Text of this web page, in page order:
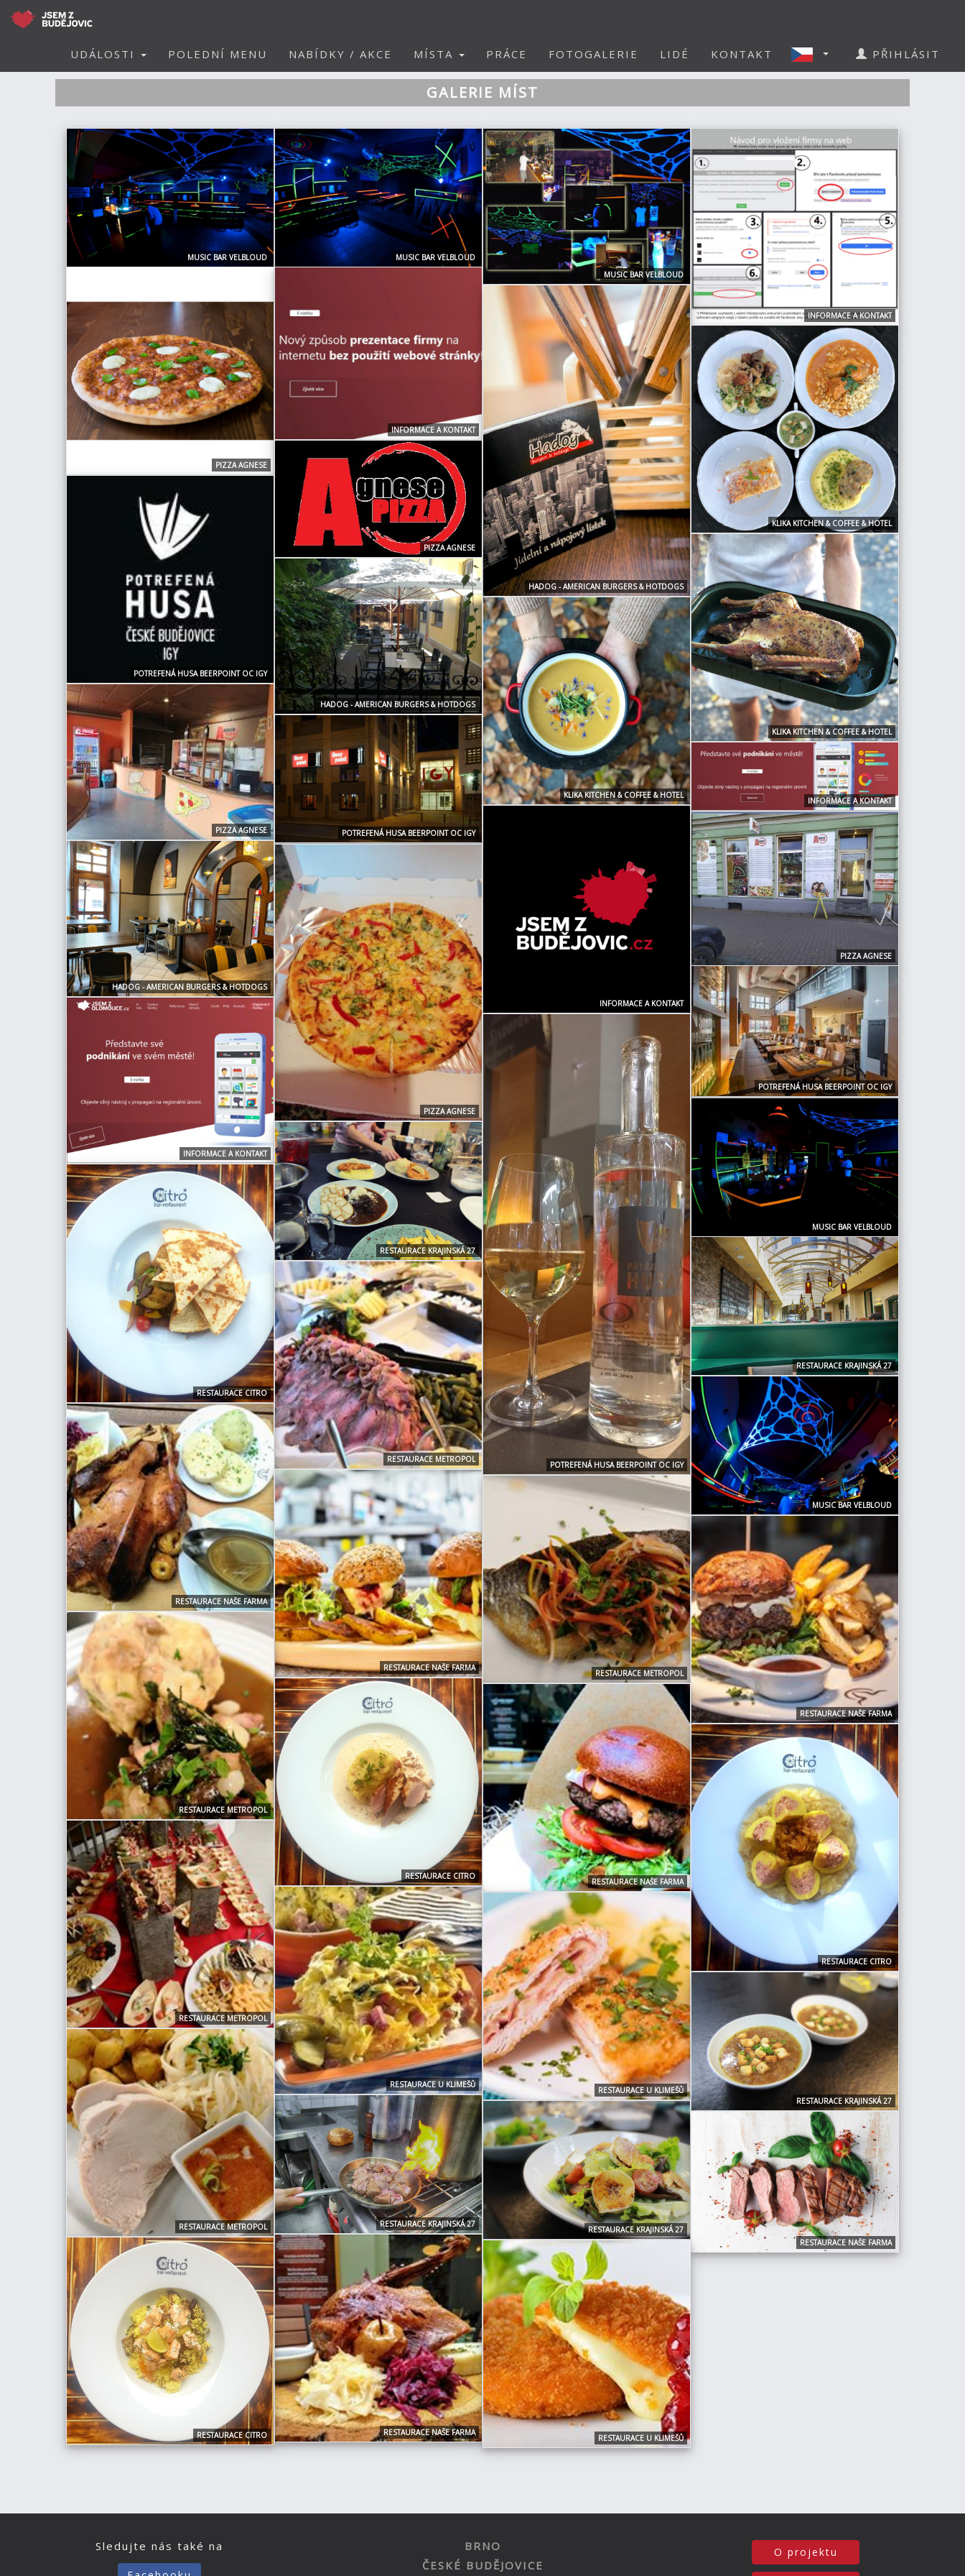
UDÁLOSTI POLEDNÍ MENU NABÍDKY / AKCE MÍSTA PRÁCE FOTOGALERIE LIDÉ KONTAKT PŘIHLÁSIT
GALERIE MÍST
MUSIC BAR VELBLOUD
MUSIC BAR VELBLOUD
MUSIC BAR VELBLOUD
INFORMACE A KONTAKT
PIZZA AGNESE
INFORMACE A KONTAKT
HADOG - AMERICAN BURGERS & HOTDOGS
KLIKA KITCHEN & COFFEE & HOTEL
PIZZA AGNESE
POTREFENÁ HUSA BEERPOINT OC IGY
KLIKA KITCHEN & COFFEE & HOTEL
HADOG - AMERICAN BURGERS & HOTDOGS
KLIKA KITCHEN & COFFEE & HOTEL
PIZZA AGNESE POTREFENÁ HUSA BEERPOINT OC IGY
INFORMACE A KONTAKT
INFORMACE A KONTAKT
PIZZA AGNESE
HADOG - AMERICAN BURGERS & HOTDOGS
PIZZA AGNESE
POTREFENÁ HUSA BEERPOINT OC IGY
INFORMACE A KONTAKT
POTREFENÁ HUSA BEERPOINT OC IGY
MUSIC BAR VELBLOUD
RESTAURACE KRAJINSKÁ 27
RESTAURACE CITRO
RESTAURACE KRAJINSKÁ 27
RESTAURACE METROPOL
MUSIC BAR VELBLOUD
RESTAURACE NAŠE FARMA
RESTAURACE NAŠE FARMA
RESTAURACE METROPOL
RESTAURACE NAŠE FARMA
RESTAURACE METROPOL
RESTAURACE CITRO
RESTAURACE NAŠE FARMA
RESTAURACE CITRO
RESTAURACE METROPOL
RESTAURACE U KLIMEŠŮ
RESTAURACE U KLIMEŠŮ
RESTAURACE KRAJINSKÁ 27
RESTAURACE METROPOL RESTAURACE KRAJINSKÁ 27
RESTAURACE KRAJINSKÁ 27
RESTAURACE NAŠE FARMA
RESTAURACE NAŠE FARMA
RESTAURACE CITRO RESTAURACE U KLIMEŠŮ
Sledujte nás také na
BRNO
ČESKÉ BUDĚJOVICE
O projektu